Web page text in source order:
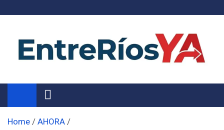
Noticias de Entre Ríos
Información de toda la provincia ahora
Home
AHORA